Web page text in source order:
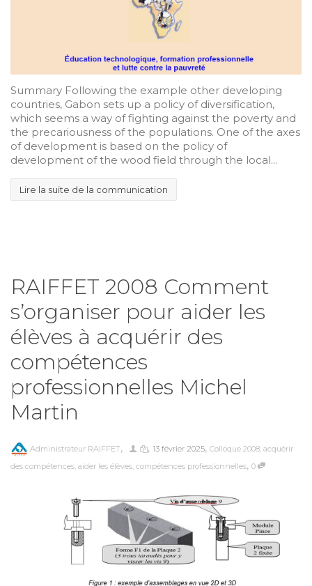
Summary Following the example other developing
countries, Gabon sets up a policy of diversification,
which seems a way of fighting against the poverty and
the precariousness of the populations. One of the axes
of development is based on the policy of
development of the wood field through the local...
Lire la suite de la communication
RAIFFET 2008 Comment
s’organiser pour aider les
élèves à acquérir des
compétences
professionnelles Michel
Martin
Administrateur RAIFFET, , 13 février 2025, Colloque 2008 acquérir
des compétences aider les élèves compétences professionnelles, 0